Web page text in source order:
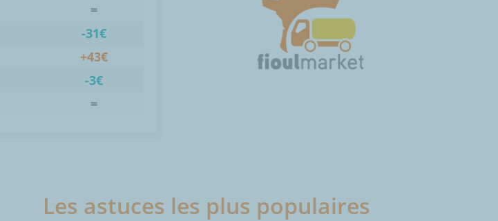
=
-31€
+43€
-3€
=
Les astuces les plus populaires